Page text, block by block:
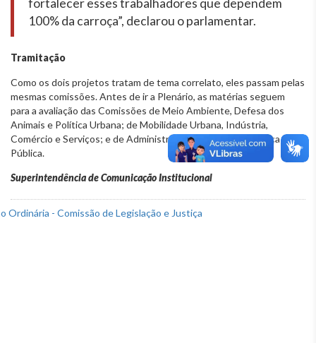
fortalecer esses trabalhadores que dependem
100% da carroça”, declarou o parlamentar.
Tramitação
Como os dois projetos tratam de tema correlato, eles passam pelas
mesmas comissões. Antes de ir a Plenário, as matérias seguem
para a avaliação das Comissões de Meio Ambiente, Defesa dos
Animais e Política Urbana; de Mobilidade Urbana, Indústria,
Comércio e Serviços; e de Administração Pública e Segurança
Pública.
Superintendência de Comunicação Institucional